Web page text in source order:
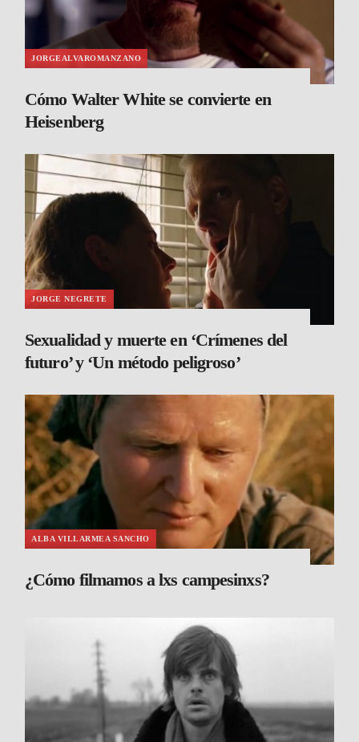
JORGEALVAROMANZANO
Cómo Walter White se convierte en
Heisenberg
JORGE NEGRETE
Sexualidad y muerte en ‘Crímenes del
futuro’ y ‘Un método peligroso’
ALBA VILLARMEA SANCHO
¿Cómo filmamos a lxs campesinxs?